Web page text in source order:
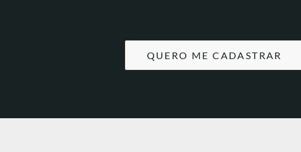
QUERO ME CADASTRAR